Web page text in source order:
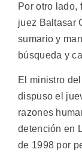
Por otro lado,
juez Baltasar
sumario y
búsqueda y
El ministro
dispuso el
razones
detención en
de 1998 por